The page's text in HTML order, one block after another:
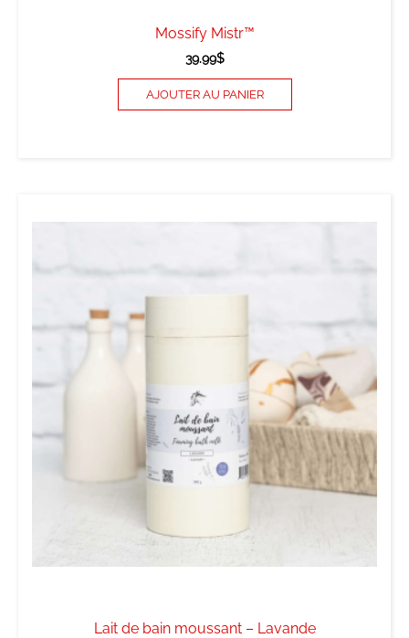
Mossify Mistr™
39.99$
AJOUTER AU PANIER
Lait de bain moussant – Lavande